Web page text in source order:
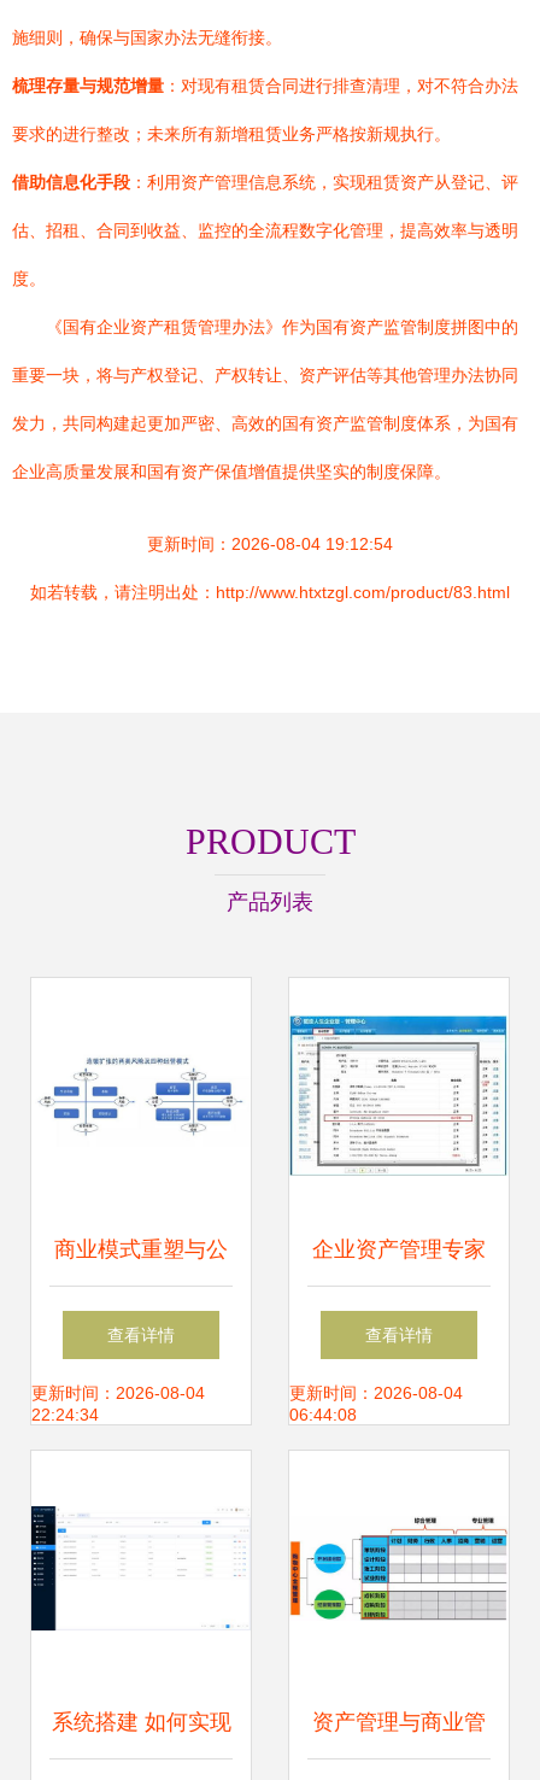
施细则，确保与国家办法无缝衔接。
梳理存量与规范增量 ：对现有租赁合同进行排查清理，对不符合办法
要求的进行整改；未来所有新增租赁业务严格按新规执行。
借助信息化手段 ：利用资产管理信息系统，实现租赁资产从登记、评
估、招租、合同到收益、监控的全流程数字化管理，提高效率与透明
度。
《国有企业资产租赁管理办法》作为国有资产监管制度拼图中的
重要一块，将与产权登记、产权转让、资产评估等其他管理办法协同
发力，共同构建起更加严密、高效的国有资产监管制度体系，为国有
企业高质量发展和国有资产保值增值提供坚实的制度保障。
更新时间：2026-08-04 19:12:54
如若转载，请注明出处：http://www.htxtzgl.com/product/83.html
PRODUCT
产品列表
商业模式重塑与公
司价值创新 企业资
产管理的新视角
查看详情
更新时间：2026-08-04
22:24:34
企业资产管理专家
驱动人生企业版抢
先试用
查看详情
更新时间：2026-08-04
06:44:08
系统搭建 如何实现 资产管理与商业管